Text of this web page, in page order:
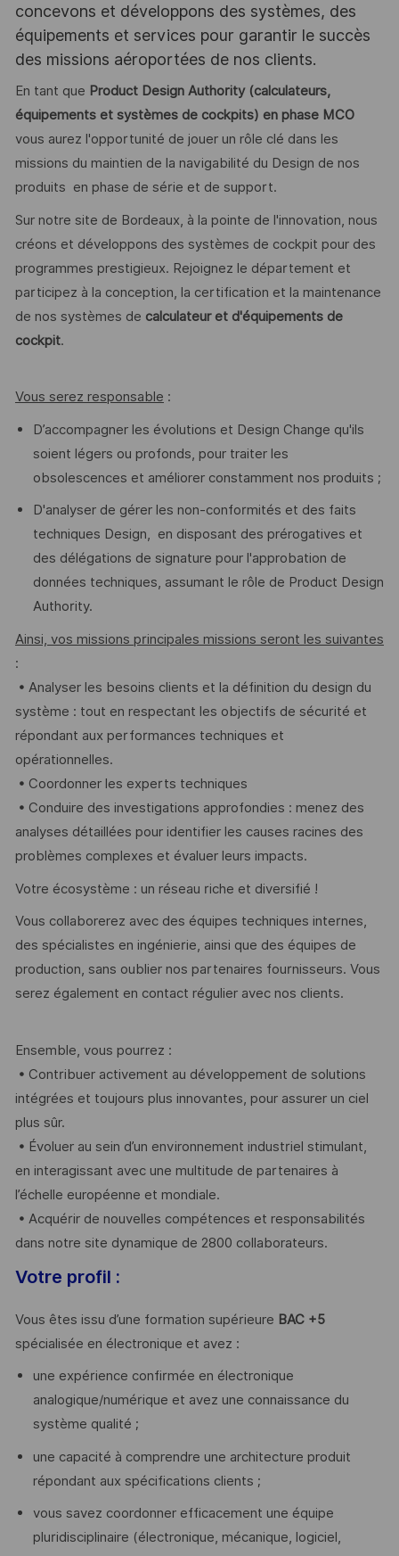
concevons et développons des systèmes, des
équipements et services pour garantir le succès
des missions aéroportées de nos clients.
En tant que Product Design Authority (calculateurs,
équipements et systèmes de cockpits) en phase MCO
vous aurez l'opportunité de jouer un rôle clé dans les
missions du maintien de la navigabilité du Design de nos
produits en phase de série et de support.
Sur notre site de Bordeaux, à la pointe de l'innovation, nous
créons et développons des systèmes de cockpit pour des
programmes prestigieux. Rejoignez le département et
participez à la conception, la certification et la maintenance
de nos systèmes de calculateur et d'équipements de
cockpit.
Vous serez responsable :
D’accompagner les évolutions et Design Change qu'ils
soient légers ou profonds, pour traiter les
obsolescences et améliorer constamment nos produits ;
D'analyser de gérer les non-conformités et des faits
techniques Design, en disposant des prérogatives et
des délégations de signature pour l'approbation de
données techniques, assumant le rôle de Product Design
Authority.
Ainsi, vos missions principales missions seront les suivantes
:
• Analyser les besoins clients et la définition du design du
système : tout en respectant les objectifs de sécurité et
répondant aux performances techniques et
opérationnelles.
• Coordonner les experts techniques
• Conduire des investigations approfondies : menez des
analyses détaillées pour identifier les causes racines des
problèmes complexes et évaluer leurs impacts.
Votre écosystème : un réseau riche et diversifié !
Vous collaborerez avec des équipes techniques internes,
des spécialistes en ingénierie, ainsi que des équipes de
production, sans oublier nos partenaires fournisseurs. Vous
serez également en contact régulier avec nos clients.
Ensemble, vous pourrez :
• Contribuer activement au développement de solutions
intégrées et toujours plus innovantes, pour assurer un ciel
plus sûr.
• Évoluer au sein d’un environnement industriel stimulant,
en interagissant avec une multitude de partenaires à
l’échelle européenne et mondiale.
• Acquérir de nouvelles compétences et responsabilités
dans notre site dynamique de 2800 collaborateurs.
Votre profil :
Vous êtes issu d’une formation supérieure BAC +5
spécialisée en électronique et avez :
une expérience confirmée en électronique
analogique/numérique et avez une connaissance du
système qualité ;
une capacité à comprendre une architecture produit
répondant aux spécifications clients ;
vous savez coordonner efficacement une équipe
pluridisciplinaire (électronique, mécanique, logiciel,